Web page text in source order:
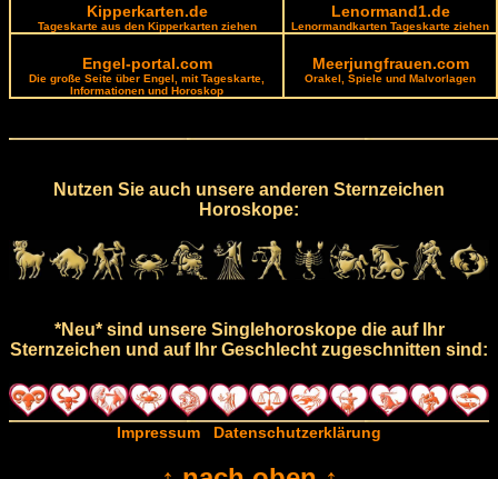
Kipperkarten.de
Tageskarte aus den Kipperkarten ziehen
Lenormand1.de
Lenormandkarten Tageskarte ziehen
Engel-portal.com
Die große Seite über Engel, mit Tageskarte,
Informationen und Horoskop
Meerjungfrauen.com
Orakel, Spiele und Malvorlagen
Nutzen Sie auch unsere anderen Sternzeichen
Horoskope:
*Neu* sind unsere Singlehoroskope die auf Ihr
Sternzeichen und auf Ihr Geschlecht zugeschnitten sind:
Impressum Datenschutzerklärung